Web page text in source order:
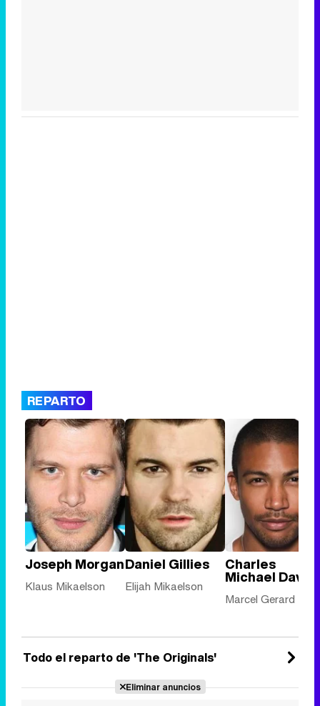
REPARTO
Joseph Morgan
Klaus Mikaelson
Daniel Gillies
Elijah Mikaelson
Charles
Michael Davis
Marcel Gerard
Todo el reparto de 'The Originals'
Eliminar anuncios